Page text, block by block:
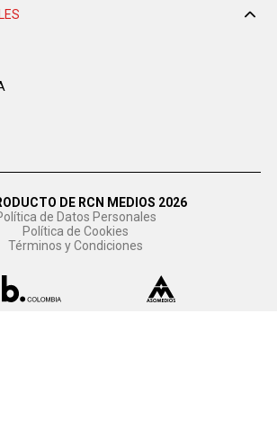
DE RCN MEDIOS 2026
de Datos Personales
Política de Cookies
Términos y Condiciones